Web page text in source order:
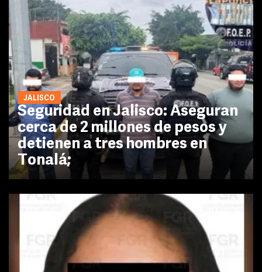
JALISCO
Seguridad en Jalisco: Aseguran
cerca de 2 millones de pesos y
detienen a tres hombres en
Tonalá;